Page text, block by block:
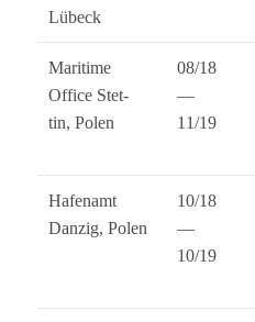
Lübeck
Mari­time
Office Stet­
tin, Polen
08/18
—
11/19
Hafen­amt
Dan­zig, Polen
10/18
—
10/19